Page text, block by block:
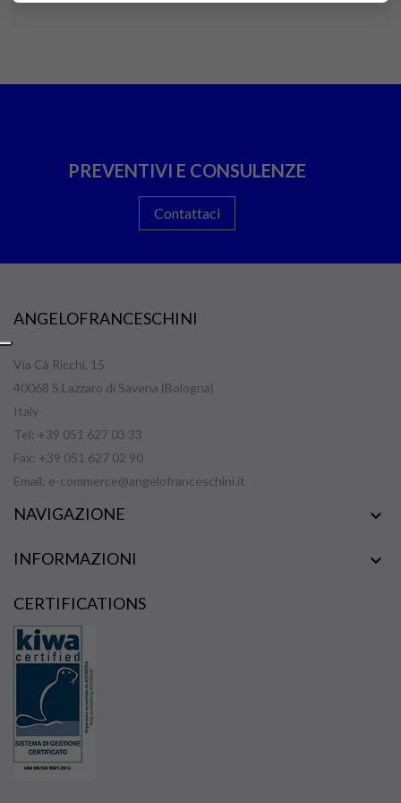
PREVENTIVI E CONSULENZE
Contattaci
ANGELOFRANCESCHINI
Via Cà Ricchi, 15
40068 S.Lazzaro di Savena (Bologna)
Italy
Tel: +39 051 627 03 33
Fax: +39 051 627 02 90
Email: e-commerce@angelofranceschini.it
NAVIGAZIONE 
INFORMAZIONI 
CERTIFICATIONS